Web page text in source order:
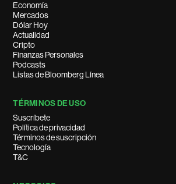
Economía
Mercados
Dólar Hoy
Actualidad
Cripto
Finanzas Personales
Podcasts
Listas de Bloomberg Línea
TÉRMINOS DE USO
Suscríbete
Política de privacidad
Términos de suscripción
Tecnología
T&C